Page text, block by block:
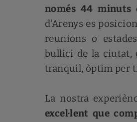
només 44 minuts
d'Arenys es
reunions o
bullici de la ciutat,
tranquil, òptim per
La nostra
excel·lent que